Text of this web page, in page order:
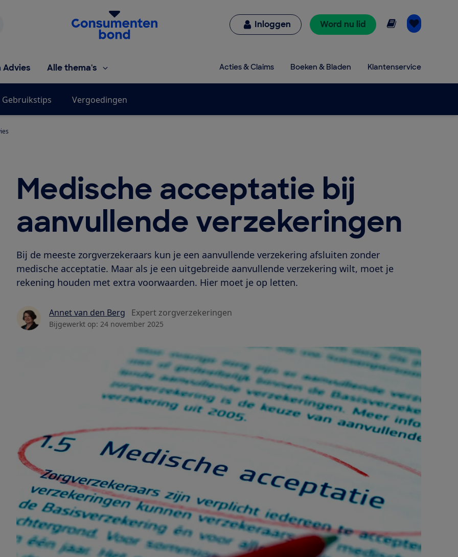
Homepage van de Consumentenbond
Inloggen Word nu lid Online lezen
Advies Alle thema's Acties & Claims Boeken & Bladen Klantenservice
Gebruikstips Vergoedingen
Medische acceptatie bij
aanvullende verzekeringen
Bij de meeste zorgverzekeraars kun je een aanvullende verzekering afsluiten zonder
medische acceptatie. Maar als je een uitgebreide aanvullende verzekering wilt, moet je
rekening houden met extra voorwaarden. Hier moet je op letten.
Annet van den Berg Expert zorgverzekeringen
Bijgewerkt op: 24 november 2025